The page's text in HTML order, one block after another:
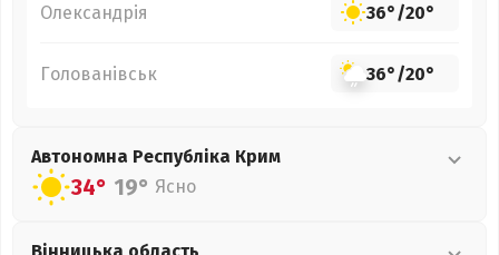
Олександрія 36°/20°
Голованівськ 36°/20°
Автономна Республіка Крим
34° 19° Ясно